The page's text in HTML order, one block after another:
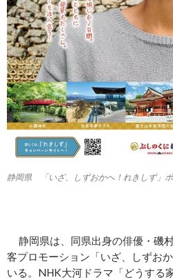
静岡県 「いざ、しずおかへ！れきしず」
静岡県は、同県出身の俳優・磯
客プロモーション「いざ、しずお
いる。NHK大河ドラマ「どうする